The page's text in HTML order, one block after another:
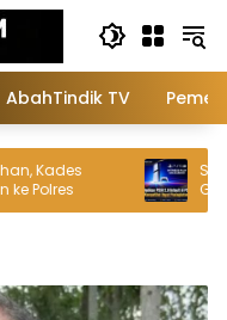
AbahTindik TV
Sony Jadikan
Game
Visual